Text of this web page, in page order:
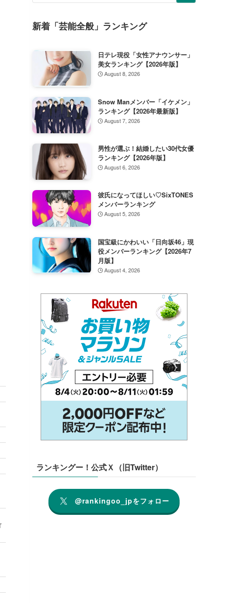
新着「芸能全般」ランキング
日テレ現役「女性アナウンサー」
美女ランキング【2026年版】
August 8, 2026
Snow Manメンバー「イケメン」
ランキング【2026年最新版】
August 7, 2026
男性が選ぶ！結婚したい30代女優
ランキング【2026年版】
August 6, 2026
彼氏になってほしい♡SixTONES
メンバーランキング
August 5, 2026
国宝級にかわいい「日向坂46」現
役メンバーランキング【2026年7
月版】
August 4, 2026
ランキングー！公式Ｘ（旧Twitter）
@rankingoo_jpをフォロー